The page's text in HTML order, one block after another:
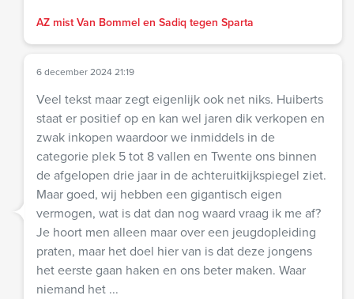
AZ mist Van Bommel en Sadiq tegen Sparta
6 december 2024 21:19
Veel tekst maar zegt eigenlijk ook net niks. Huiberts
staat er positief op en kan wel jaren dik verkopen en
zwak inkopen waardoor we inmiddels in de
categorie plek 5 tot 8 vallen en Twente ons binnen
de afgelopen drie jaar in de achteruitkijkspiegel ziet.
Maar goed, wij hebben een gigantisch eigen
vermogen, wat is dat dan nog waard vraag ik me af?
Je hoort men alleen maar over een jeugdopleiding
praten, maar het doel hier van is dat deze jongens
het eerste gaan haken en ons beter maken. Waar
niemand het ...